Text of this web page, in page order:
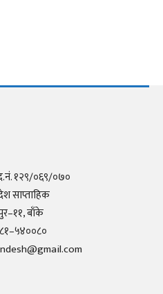
१२९/०६९/०७०
साप्ताहिक
बाँके